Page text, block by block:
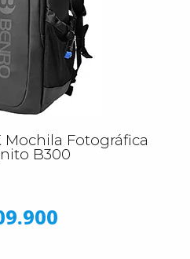
Mochila Fotográfica
B300